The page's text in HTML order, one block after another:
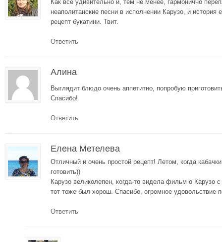
Как все удивительно и, тем не менее, гармонично
неаполитанские песни в исполнении Карузо, и
рецепт букатини. Твит.
Ответить
Алина
Выглядит блюдо очень аппетитно, попробую
Спасибо!
Ответить
Елена Метелева
Отличный и очень простой рецепт! Летом, когда
готовить))
Карузо великолепен, когда-то видела фильм о Карузо
тот тоже был хорош. Спасибо, огромное удовольствие
Ответить